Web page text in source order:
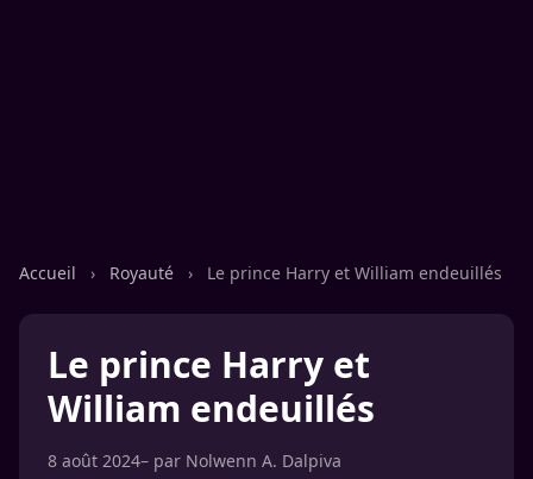
Accueil › Royauté › Le prince Harry et William endeuillés
Le prince Harry et
William endeuillés
8 août 2024– par Nolwenn A. Dalpiva